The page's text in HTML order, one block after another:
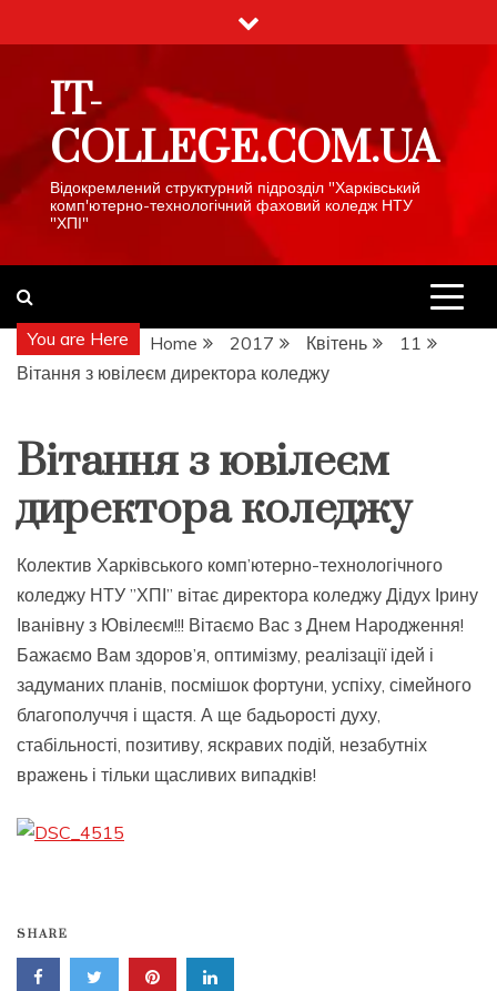
to
IT-
COLLEGE.COM.UA
Відокремлений структурний підрозділ "Харківський
комп'ютерно-технологічний фаховий коледж НТУ
"ХПІ"
You are Here Home 2017 Квітень
11
Вітання з ювілеєм директора коледжу
Вітання з ювілеєм
директора коледжу
Колектив Харківського комп’ютерно-технологічного
коледжу НТУ ”ХПІ” вітає директора коледжу Дідух Ірину
Іванівну з Ювілеєм!!! Вітаємо Вас з Днем Народження!
Бажаємо Вам здоров’я, оптимізму, реалізації ідей і
задуманих планів, посмішок фортуни, успіху, сімейного
благополуччя і щастя. А ще бадьорості духу,
стабільності, позитиву, яскравих подій, незабутніх
вражень і тільки щасливих випадків!
SHARE